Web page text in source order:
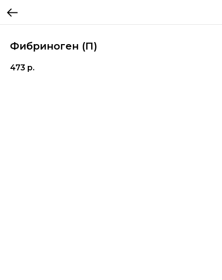
Фибриноген (П)
473 р.